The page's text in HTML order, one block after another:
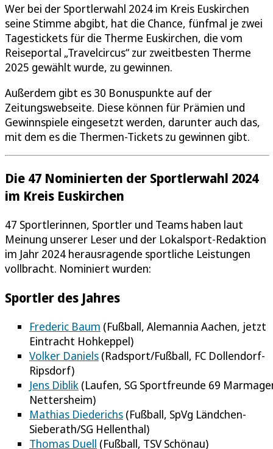
Wer bei der Sportlerwahl 2024 im Kreis Euskirchen
seine Stimme abgibt, hat die Chance, fünfmal je zwei
Tagestickets für die Therme Euskirchen, die vom
Reiseportal „Travelcircus“ zur zweitbesten Therme
2025 gewählt wurde, zu gewinnen.
Außerdem gibt es 30 Bonuspunkte auf der
Zeitungswebseite. Diese können für Prämien und
Gewinnspiele eingesetzt werden, darunter auch das,
mit dem es die Thermen-Tickets zu gewinnen gibt.
Die 47 Nominierten der Sportlerwahl 2024
im Kreis Euskirchen
47 Sportlerinnen, Sportler und Teams haben laut
Meinung unserer Leser und der Lokalsport-Redaktion
im Jahr 2024 herausragende sportliche Leistungen
vollbracht. Nominiert wurden:
Sportler des Jahres
Frederic Baum (Fußball, Alemannia Aachen, jetzt
Eintracht Hohkeppel)
Volker Daniels (Radsport/Fußball, FC Dollendorf-
Ripsdorf)
Jens Diblik (Laufen, SG Sportfreunde 69
Nettersheim)
Mathias Diederichs (Fußball, SpVg Ländchen-
Sieberath/SG Hellenthal)
Thomas Duell (Fußball, TSV Schönau)